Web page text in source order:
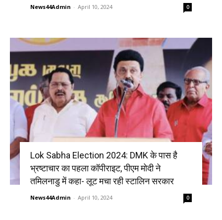
News44Admin - April 10, 2024 0
Lok Sabha Election 2024: DMK के पास है
भ्रष्टाचार का पहला कॉपीराइट, पीएम मोदी ने
तमिलनाडु में कहा- लूट मचा रही स्टालिन सरकार
News44Admin - April 10, 2024 0